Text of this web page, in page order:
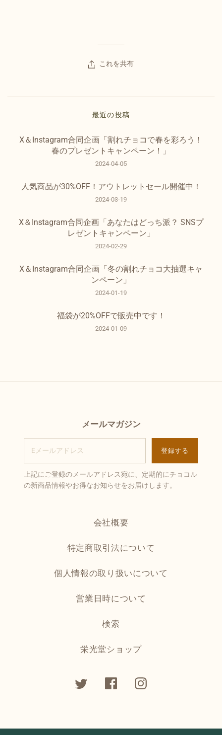
これを共有
最近の投稿
X＆Instagram合同企画「割れチョコで春を彩ろう！
春のプレゼントキャンペーン！」
2024-04-05
人気商品が30%OFF！アウトレットセール開催中！
2024-03-19
X＆Instagram合同企画「あなたはどっち派？ SNSプ
レゼントキャンペーン」
2024-02-29
X＆Instagram合同企画「冬の割れチョコ大抽選キャ
ンペーン」
2024-01-19
福袋が20%OFFで販売中です！
2024-01-09
メールマガジン
上記にご登録のメールアドレス宛に、定期的にチョコル
の新商品情報やお得なお知らせをお届けします。
会社概要
特定商取引法について
個人情報の取り扱いについて
営業日時について
検索
栄光堂ショップ